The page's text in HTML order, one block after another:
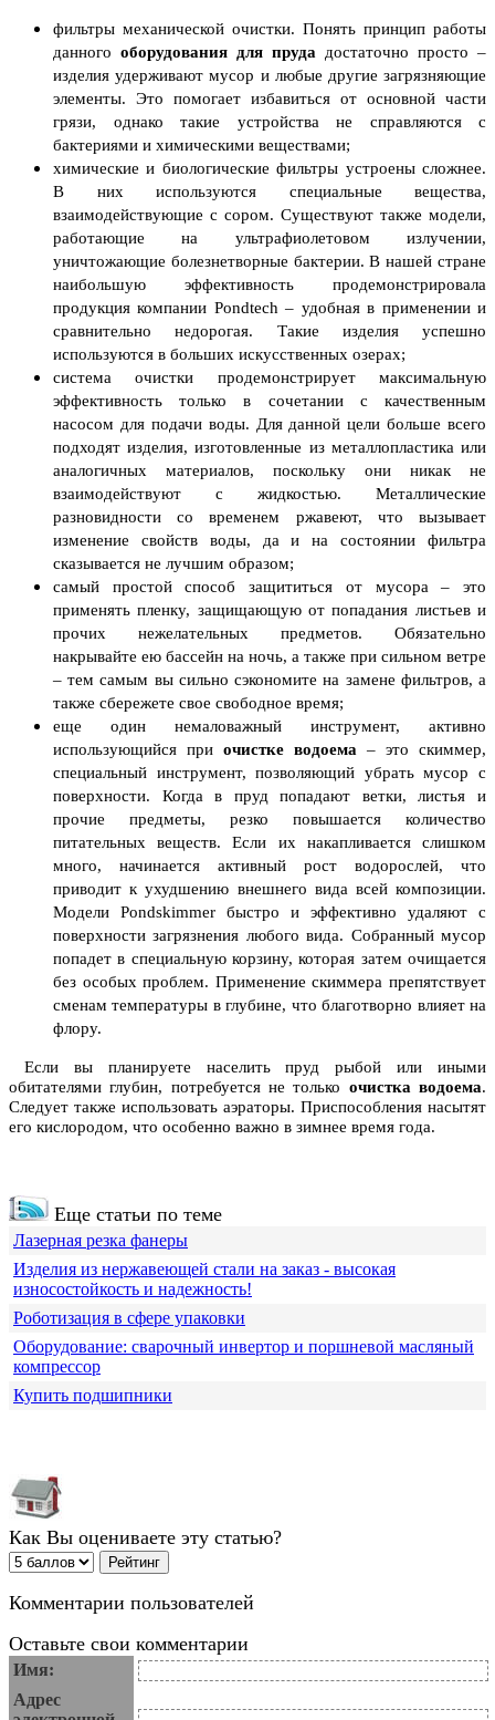
фильтры механической очистки. Понять принцип работы
данного оборудования для пруда достаточно просто –
изделия удерживают мусор и любые другие загрязняющие
элементы. Это помогает избавиться от основной части
грязи, однако такие устройства не справляются с
бактериями и химическими веществами;
химические и биологические фильтры устроены сложнее.
В них используются специальные вещества,
взаимодействующие с сором. Существуют также модели,
работающие на ультрафиолетовом излучении,
уничтожающие болезнетворные бактерии. В нашей стране
наибольшую эффективность продемонстрировала
продукция компании Pondtech – удобная в применении и
сравнительно недорогая. Такие изделия успешно
используются в больших искусственных озерах;
система очистки продемонстрирует максимальную
эффективность только в сочетании с качественным
насосом для подачи воды. Для данной цели больше всего
подходят изделия, изготовленные из металлопластика или
аналогичных материалов, поскольку они никак не
взаимодействуют с жидкостью. Металлические
разновидности со временем ржавеют, что вызывает
изменение свойств воды, да и на состоянии фильтра
сказывается не лучшим образом;
самый простой способ защититься от мусора – это
применять пленку, защищающую от попадания листьев и
прочих нежелательных предметов. Обязательно
накрывайте ею бассейн на ночь, а также при сильном ветре
– тем самым вы сильно сэкономите на замене фильтров, а
также сбережете свое свободное время;
еще один немаловажный инструмент, активно
использующийся при очистке водоема – это скиммер,
специальный инструмент, позволяющий убрать мусор с
поверхности. Когда в пруд попадают ветки, листья и
прочие предметы, резко повышается количество
питательных веществ. Если их накапливается слишком
много, начинается активный рост водорослей, что
приводит к ухудшению внешнего вида всей композиции.
Модели Pondskimmer быстро и эффективно удаляют с
поверхности загрязнения любого вида. Собранный мусор
попадет в специальную корзину, которая затем очищается
без особых проблем. Применение скиммера препятствует
сменам температуры в глубине, что благотворно влияет на
флору.
Если вы планируете населить пруд рыбой или иными
обитателями глубин, потребуется не только очистка водоема.
Следует также использовать аэраторы. Приспособления насытят
его кислородом, что особенно важно в зимнее время года.
Еще статьи по теме
Лазерная резка фанеры
Изделия из нержавеющей стали на заказ - высокая
износостойкость и надежность!
Роботизация в сфере упаковки
Оборудование: сварочный инвертор и поршневой масляный
компрессор
Купить подшипники
Как Вы оцениваете эту статью?
Комментарии пользователей
Оставьте свои комментарии
Имя:
Адрес